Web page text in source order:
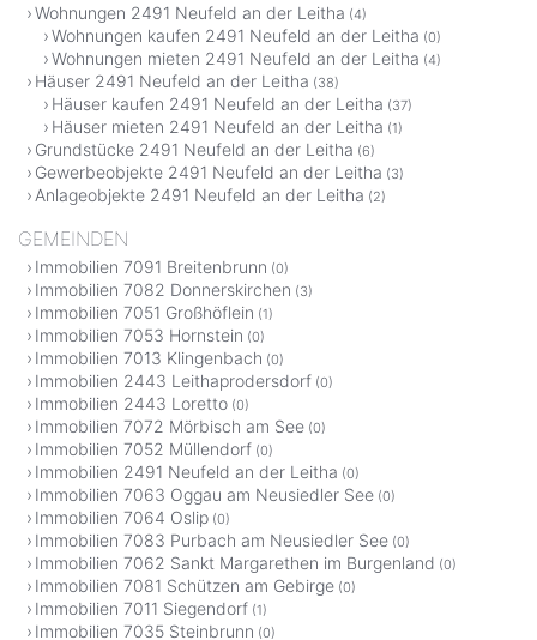
Wohnungen 2491 Neufeld an der Leitha (4)
Wohnungen kaufen 2491 Neufeld an der Leitha (0)
Wohnungen mieten 2491 Neufeld an der Leitha (4)
Häuser 2491 Neufeld an der Leitha (38)
Häuser kaufen 2491 Neufeld an der Leitha (37)
Häuser mieten 2491 Neufeld an der Leitha (1)
Grundstücke 2491 Neufeld an der Leitha (6)
Gewerbeobjekte 2491 Neufeld an der Leitha (3)
Anlageobjekte 2491 Neufeld an der Leitha (2)
GEMEINDEN
Immobilien 7091 Breitenbrunn (0)
Immobilien 7082 Donnerskirchen (3)
Immobilien 7051 Großhöflein (1)
Immobilien 7053 Hornstein (0)
Immobilien 7013 Klingenbach (0)
Immobilien 2443 Leithaprodersdorf (0)
Immobilien 2443 Loretto (0)
Immobilien 7072 Mörbisch am See (0)
Immobilien 7052 Müllendorf (0)
Immobilien 2491 Neufeld an der Leitha (0)
Immobilien 7063 Oggau am Neusiedler See (0)
Immobilien 7064 Oslip (0)
Immobilien 7083 Purbach am Neusiedler See (0)
Immobilien 7062 Sankt Margarethen im Burgenland (0)
Immobilien 7081 Schützen am Gebirge (0)
Immobilien 7011 Siegendorf (1)
Immobilien 7035 Steinbrunn (0)